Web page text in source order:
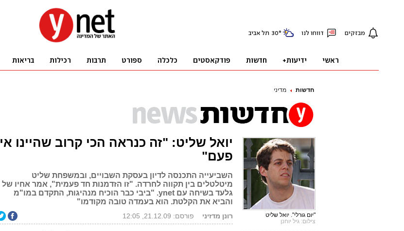
חדשות מדיני
יואל שליט: "זה כנראה הכי קרוב שהיינו אי
פעם"
השביעייה התכנסה לדיון בעסקת השבויים, ובמשפחת שליט
מיטלטלים בין תקווה לחרדה. "זו הזדמנות חד פעמית", אמר אחיו של
גלעד בשיחה עם ynet. "ביבי כבר הוכיח מנהיגות, התקדם במו"מ
והביא את הקלטת. הוא בעמדה טובה מקודמו"
רונן מדזיני פורסם: 21.12.09, 12:05
"יום גורלי". יואל שליט
צילום: גיל יוחנן